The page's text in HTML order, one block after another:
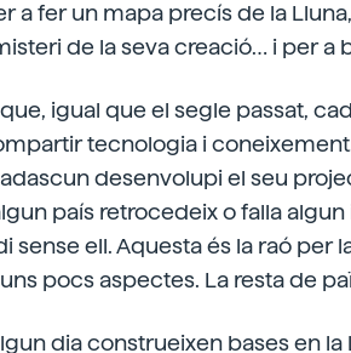
a fer un mapa precís de la
de la seva creació… i per a
igual que el segle passat,
tecnologia i
desenvolupi el seu
país retrocedeix o falla
sense ell. Aquesta és la raó per
pocs aspectes. La resta de
dia construeixen bases en